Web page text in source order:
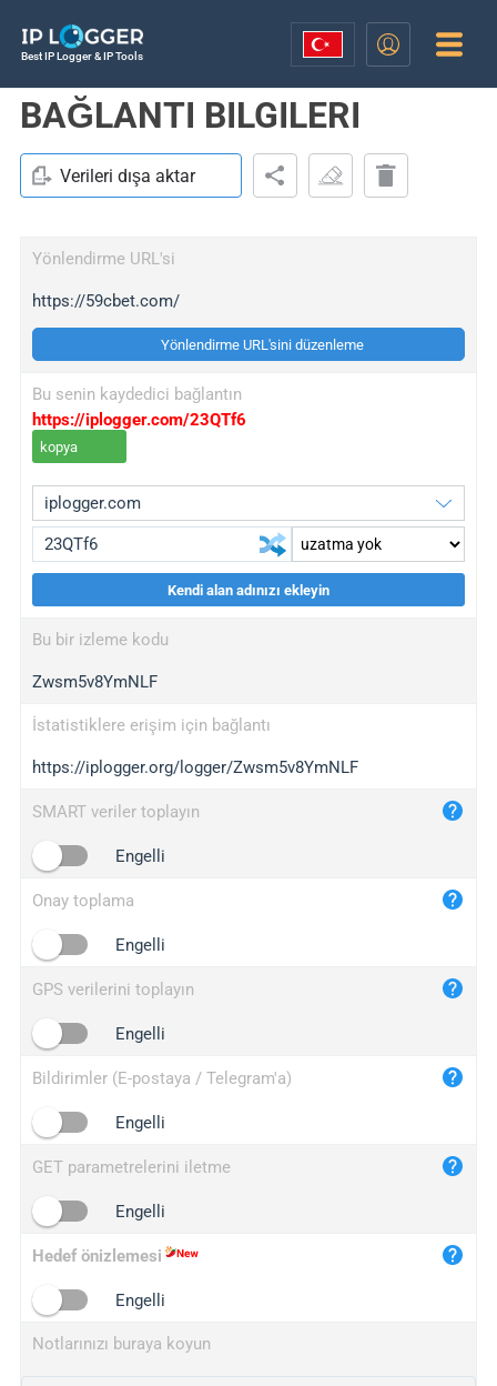
Best IP Logger & IP Tools
BAĞLANTI BILGILERI
Verileri dışa aktar
Yönlendirme URL'si
https://59cbet.com/
Yönlendirme URL'sini düzenleme
Bu senin kaydedici bağlantın
https://iplogger.com/23QTf6
kopya
wl.gl
ed.tc
bc.ax
iplogger.com
maper.info
2no.co
yip.su
iplogger.info
Kendi alan adınızı ekleyin
Bu bir izleme kodu
Zwsm5v8YmNLF
İstatistiklere erişim için bağlantı
https://iplogger.org/logger/Zwsm5v8YmNLF
SMART veriler toplayın
Engelli
Onay toplama
Engelli
GPS verilerini toplayın
Engelli
Bildirimler (E-postaya / Telegram'a)
Engelli
GET parametrelerini iletme
Engelli
Hedef önizlemesi
Engelli
Notlarınızı buraya koyun